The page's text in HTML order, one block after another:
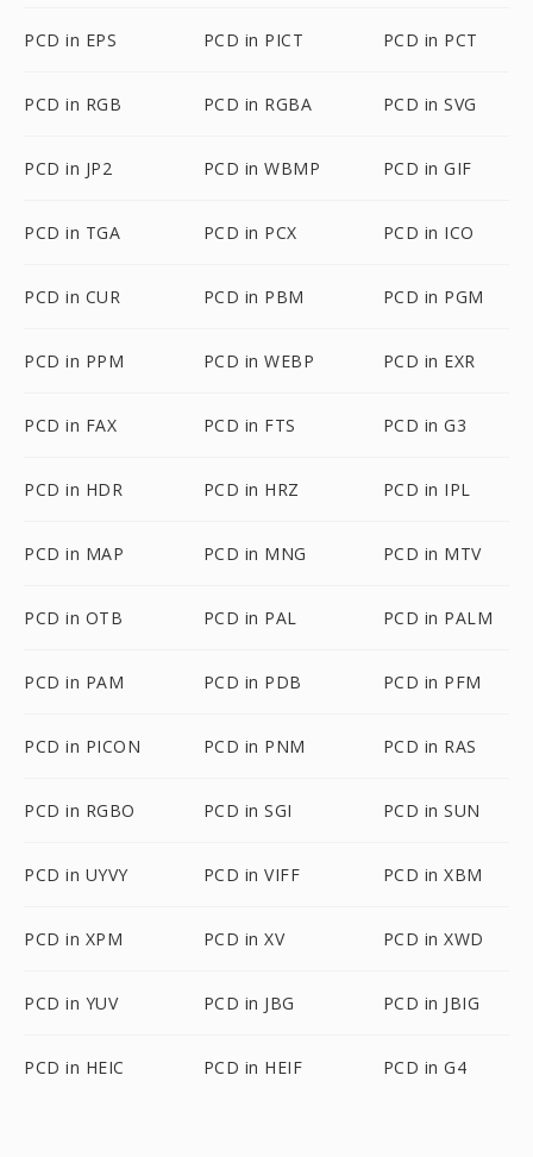
PCD in EPS PCD in PICT PCD in PCT
PCD in RGB PCD in RGBA PCD in SVG
PCD in JP2 PCD in WBMP PCD in GIF
PCD in TGA PCD in PCX PCD in ICO
PCD in CUR PCD in PBM PCD in PGM
PCD in PPM PCD in WEBP PCD in EXR
PCD in FAX PCD in FTS PCD in G3
PCD in HDR PCD in HRZ PCD in IPL
PCD in MAP PCD in MNG PCD in MTV
PCD in OTB PCD in PAL PCD in PALM
PCD in PAM PCD in PDB PCD in PFM
PCD in PICON PCD in PNM PCD in RAS
PCD in RGBO PCD in SGI PCD in SUN
PCD in UYVY PCD in VIFF PCD in XBM
PCD in XPM PCD in XV PCD in XWD
PCD in YUV PCD in JBG PCD in JBIG
PCD in HEIC PCD in HEIF PCD in G4